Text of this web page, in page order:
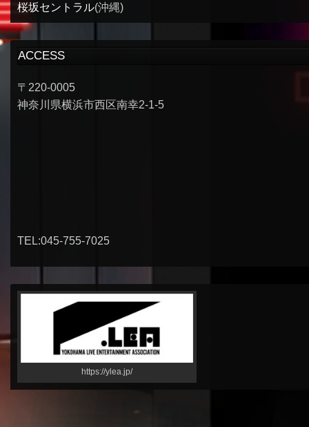
桜坂セントラル(沖縄)
ACCESS
〒220-0005
神奈川県横浜市西区南幸2-1-5
TEL:045-755-7025
https://ylea.jp/